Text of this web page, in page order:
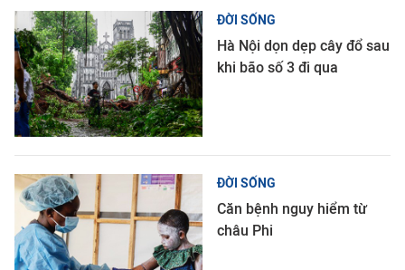
ĐỜI SỐNG
Hà Nội dọn dẹp cây đổ sau
khi bão số 3 đi qua
ĐỜI SỐNG
Căn bệnh nguy hiểm từ
châu Phi